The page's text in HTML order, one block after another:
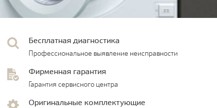
Бесплатная диагностика
Профессиональное выявление неисправности
Фирменная гарантия
Гарантия сервисного центра
Оригинальные комплектующие